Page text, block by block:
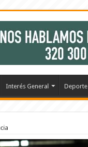
Interés General Deporte